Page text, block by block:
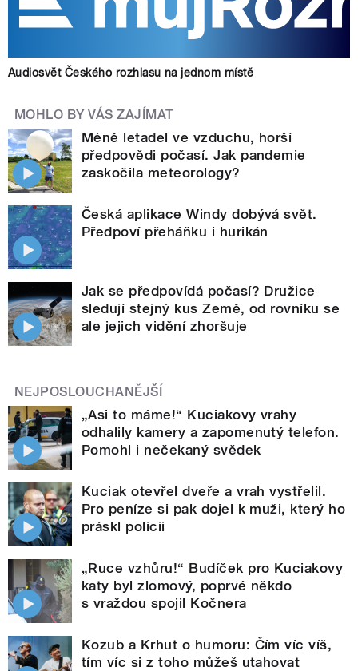
Audiosvět Českého rozhlasu na jednom místě
MOHLO BY VÁS ZAJÍMAT
Méně letadel ve vzduchu, horší
předpovědi počasí. Jak pandemie
zaskočila meteorology?
Česká aplikace Windy dobývá svět.
Předpoví přeháňku i hurikán
Jak se předpovídá počasí? Družice
sledují stejný kus Země, od rovníku se
ale jejich vidění zhoršuje
NEJPOSLOUCHANĚJŠÍ
„Asi to máme!“ Kuciakovy vrahy
odhalily kamery a zapomenutý telefon.
Pomohl i nečekaný svědek
Kuciak otevřel dveře a vrah vystřelil.
Pro peníze si pak dojel k muži, který ho
práskl policii
„Ruce vzhůru!“ Budíček pro Kuciakovy
katy byl zlomový, poprvé někdo
s vraždou spojil Kočnera
Kozub a Krhut o humoru: Čím víc víš,
tím víc si z toho můžeš utahovat